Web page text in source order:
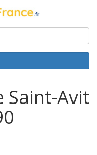
Saint-Avit